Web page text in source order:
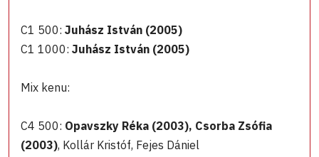
C1 500: Juhász István (2005)
C1 1000: Juhász István (2005)
Mix kenu:
C4 500: Opavszky Réka (2003), Csorba Zsófia
(2003), Kollár Kristóf, Fejes Dániel